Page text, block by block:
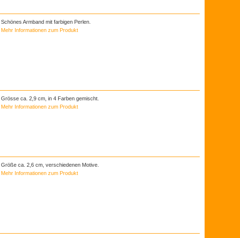
Schönes Armband mit farbigen Perlen.
Mehr Informationen zum Produkt
Grösse ca. 2,9 cm, in 4 Farben gemischt.
Mehr Informationen zum Produkt
Größe ca. 2,6 cm, verschiedenen Motive.
Mehr Informationen zum Produkt